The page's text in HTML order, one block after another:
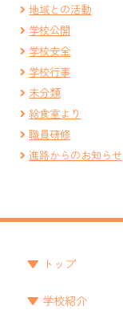
地域との活動
学校公開
学校安全
学校行事
未分類
給食室より
職員研修
進路からのお知らせ
トップ
学校紹介